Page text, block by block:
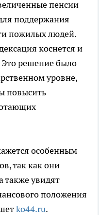
пенсии
поддержания
пожилых людей.
коснется и
решение было
уровне,
повысить
особенным
так как они
также увидят
положения
ko44.ru.